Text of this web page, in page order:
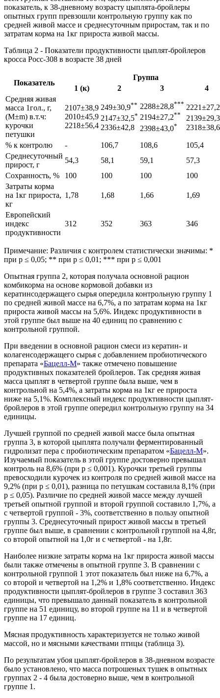
показатель, к 38-дневному возрасту цыплята-бройлеры
опытных групп превзошли контрольную группу как по
средней живой массе и среднесуточным приростам, так и по
затратам корма на 1кг прироста живой массы.
Таблица 2 - Показатели продуктивности цыплят-бройлеров
кросса Росс-308 в возрасте 38 дней
Показатель
Группа
1 (к)
2 3
4
Средняя живая
масса 1гол., г,
(М±m) в.т.ч:
курочки
петушки
2107±38,9
2010±45,9
2218±56,4
249±30,9**
2147±32,5*
2336±42,8
2288±28,8***
2194±27,2**
2398±43,0*
2221±27,2
2139±29,3
2318±38,6
% к контролю - 106,7 108,6
105,4
Среднесуточный
прирост, г
54,3 58,1 59,1
57,3
Сохранность, %
100 100 100
100
Затраты корма
на 1кг прироста,
кг
1,78 1,68 1,66 1,69
Европейский
индекс
продуктивности
312 352 363 346
Примечание: Различия с контролем статистически значимы: *
при р ≤ 0,05; ** при р ≤ 0,01; *** при р ≤ 0,001
Опытная группа 2, которая получала основной рацион
комбикорма на основе кормовой добавки из
кератинсодержащего сырья опередила контрольную группу 1
по средней живой массе на 6,7%, а по затратам корма на 1кг
прироста живой массы на 5,6%. Индекс продуктивности в
этой группе был выше на 40 единиц по сравнению с
контрольной группой.
При введении в основной рацион смеси из кератин- и
колагенсодержащего сырья с добавлением пробиотического
препарата «Бацелл-М» также отмечено повышение
продуктивных показателей бройлеров. Так средняя живая
масса цыплят в четвертой группе была выше, чем в
контрольной на 5,4%, а затраты корма на 1кг ее прироста
ниже на 5,1%. Комплексный индекс продуктивности цыплят-
бройлеров в этой группе опередил контрольную группу на 34
единицы.
Лучшей группой по средней живой массе была опытная
группа 3, в которой цыплята получали ферментированный
гидролизат пера с пробиотическим препаратом «Бацелл-М».
Изучаемый показатель в этой группе достоверно превышал
контроль на 8,6% (при р ≤ 0,001). Курочки третьей группы
превосходили курочек из контроля по средней живой массе на
9,2% (при р ≤ 0,01), разница по петушкам составила 8,1% (при
р ≤ 0,05). Различие по средней живой массе между лучшей
третьей опытной группой и второй группой составило 1,7%, а
с четвертой группой - 3%, соответственно в пользу опытной
группы 3. Среднесуточный прирост живой массы в третьей
группе был выше, в сравнении с контрольной группой на 4,8г,
со второй опытной на 1,0г и с четвертой - на 1,8г.
Наиболее низкие затраты корма на 1кг прироста живой массы
были также отмечены в опытной группе 3. В сравнении с
контрольной группой 1 этот показатель был ниже на 6,7%, а
со второй и четвертой на 1,2% и 1,8% соответственно. Индекс
продуктивности цыплят-бройлеров в группе 3 составил 363
единицы, что превышало данный показатель в контрольной
группе на 51 единицу, во второй группе на 11 и в четвертой
группе на 17 единиц.
Мясная продуктивность характеризуется не только живой
массой, но и мясными качествами птицы (таблица 3).
По результатам убоя цыплят-бройлеров в 38-дневном возрасте
было установлено, что масса потрошеных тушек в опытных
группах 2 - 4 была достоверно выше, чем в контрольной
группе 1.